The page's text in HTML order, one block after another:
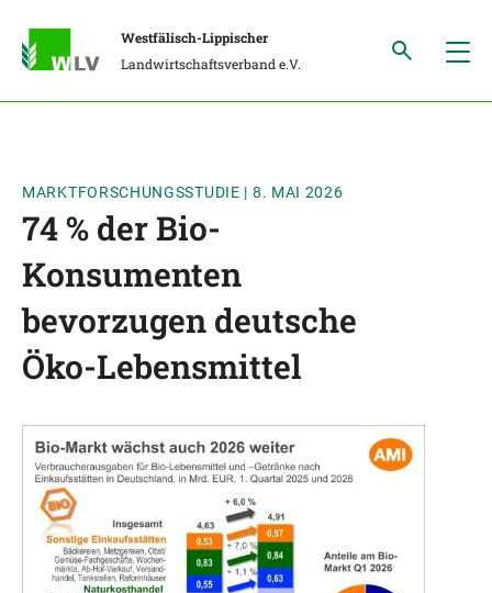
Westfälisch-Lippischer
Landwirtschaftsverband e.V.
MARKTFORSCHUNGSSTUDIE | 8. MAI 2026
74 % der Bio-
Konsumenten
bevorzugen deutsche
Öko-Lebensmittel